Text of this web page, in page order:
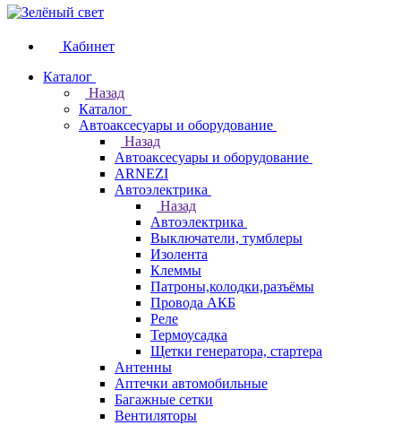
Кабинет
Каталог
Назад
Каталог
Автоаксесуары и оборудование
Назад
Автоаксесуары и оборудование
ARNEZI
Автоэлектрика
Назад
Автоэлектрика
Выключатели, тумблеры
Изолента
Клеммы
Патроны,колодки,разъёмы
Провода АКБ
Реле
Термоусадка
Щетки генератора, стартера
Антенны
Аптечки автомобильные
Багажные сетки
Вентиляторы